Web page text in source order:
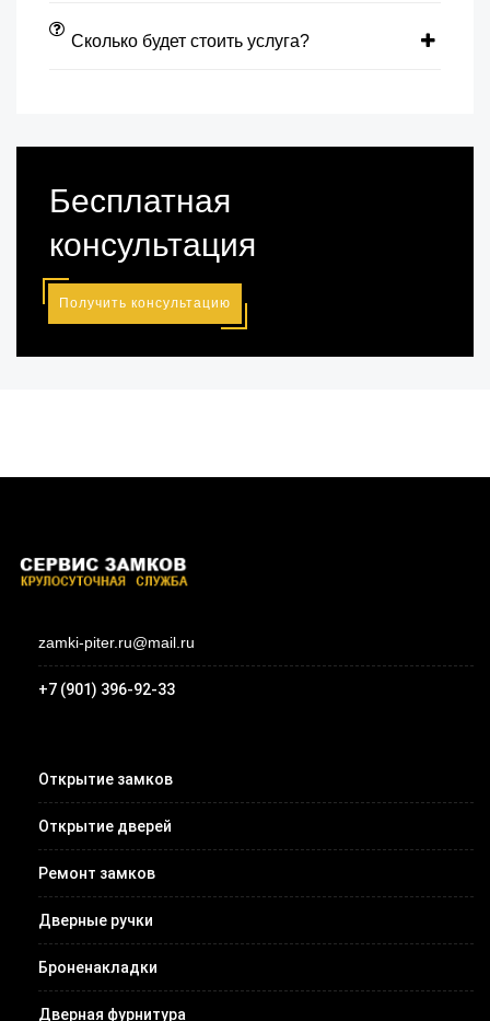
Сколько будет стоить услуга?
Бесплатная
консультация
Получить консультацию
zamki-piter.ru@mail.ru
+7 (901) 396-92-33
Открытие замков
Открытие дверей
Ремонт замков
Дверные ручки
Броненакладки
Дверная фурнитура